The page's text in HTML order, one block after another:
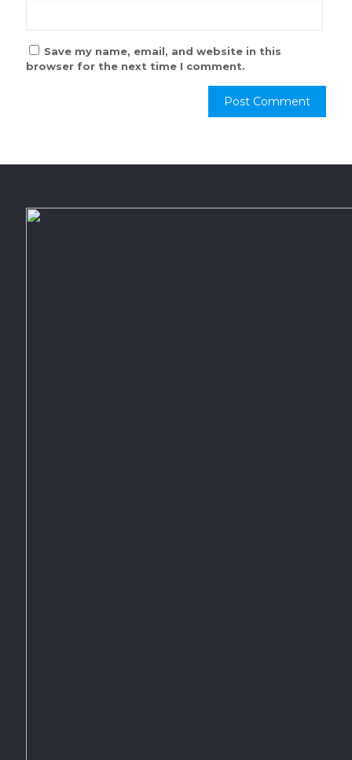
Save my name, email, and website in this
browser for the next time I comment.